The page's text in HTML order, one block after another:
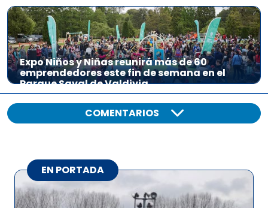
Expo Niños y Niñas reunirá más de 60
emprendedores este fin de semana en el
Parque Saval de Valdivia
COMENTARIOS
EN PORTADA